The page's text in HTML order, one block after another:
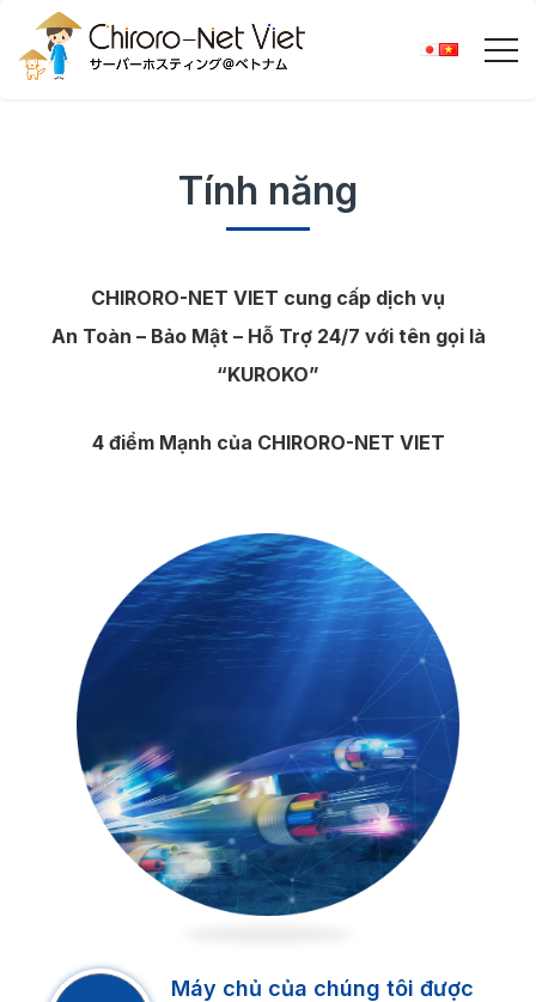
Tính năng
CHIRORO-NET VIET cung cấp dịch vụ
An Toàn – Bảo Mật – Hỗ Trợ 24/7 với tên gọi là
“KUROKO”
4 điểm Mạnh của CHIRORO-NET VIET
Máy chủ của chúng tôi được